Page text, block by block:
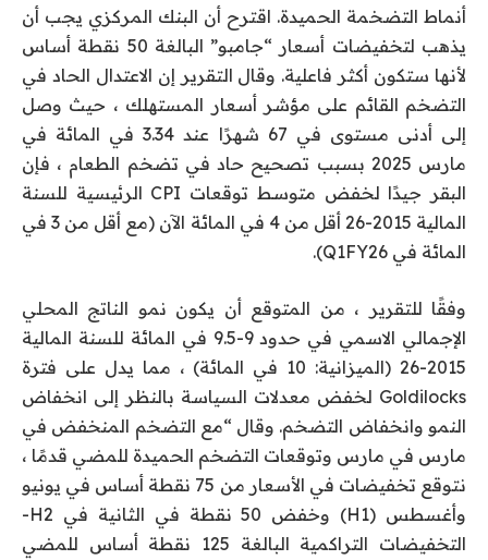
أنماط التضخمة الحميدة. اقترح أن البنك المركزي يجب أن
يذهب لتخفيضات أسعار “جامبو” البالغة 50 نقطة أساس
لأنها ستكون أكثر فاعلية. وقال التقرير إن الاعتدال الحاد في
التضخم القائم على مؤشر أسعار المستهلك ، حيث وصل
إلى أدنى مستوى في 67 شهرًا عند 3.34 في المائة في
مارس 2025 بسبب تصحيح حاد في تضخم الطعام ، فإن
البقر جيدًا لخفض متوسط ​​توقعات CPI الرئيسية للسنة
المالية 2015-26 أقل من 4 في المائة الآن (مع أقل من 3 في
المائة في Q1FY26).
وفقًا للتقرير ، من المتوقع أن يكون نمو الناتج المحلي
الإجمالي الاسمي في حدود 9-9.5 في المائة للسنة المالية
2015-26 (الميزانية: 10 في المائة) ، مما يدل على فترة
Goldilocks لخفض معدلات السياسة بالنظر إلى انخفاض
النمو وانخفاض التضخم. وقال “مع التضخم المنخفض في
مارس في مارس وتوقعات التضخم الحميدة للمضي قدمًا ،
نتوقع تخفيضات في الأسعار من 75 نقطة أساس في يونيو
وأغسطس (H1) وخفض 50 نقطة في الثانية في H2-
التخفيضات التراكمية البالغة 125 نقطة أساس للمضي